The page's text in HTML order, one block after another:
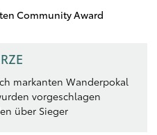
Community Award
markanten Wanderpokal
vorgeschlagen
über Sieger